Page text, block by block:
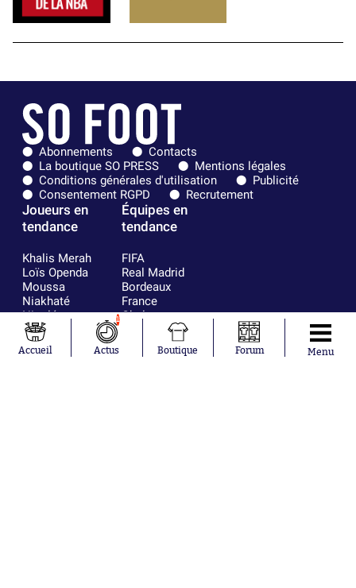
Abonnements
Contacts
La boutique SO PRESS
Mentions légales
Conditions générales d'utilisation
Publicité
Consentement RGPD
Recrutement
Joueurs en
tendance
Khalis Merah
Loïs Openda
Moussa
Niakhaté
Nicolás
Tagliafico
Pavel Šulc
Gauthier Hein
Équipes en
tendance
FIFA
Real Madrid
Bordeaux
France
Chelsea
Paris Saint-
Germain
Olympique
Accueil
1
Actus Boutique Forum Menu